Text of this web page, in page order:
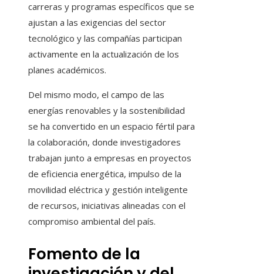
carreras y programas específicos que se
ajustan a las exigencias del sector
tecnológico y las compañías participan
activamente en la actualización de los
planes académicos.
Del mismo modo, el campo de las
energías renovables y la sostenibilidad
se ha convertido en un espacio fértil para
la colaboración, donde investigadores
trabajan junto a empresas en proyectos
de eficiencia energética, impulso de la
movilidad eléctrica y gestión inteligente
de recursos, iniciativas alineadas con el
compromiso ambiental del país.
Fomento de la